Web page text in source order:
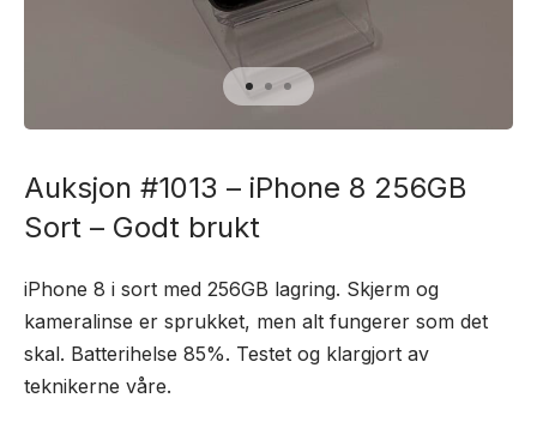
Auksjon #1013 – iPhone 8 256GB
Sort – Godt brukt
iPhone 8 i sort med 256GB lagring. Skjerm og
kameralinse er sprukket, men alt fungerer som det
skal. Batterihelse 85%. Testet og klargjort av
teknikerne våre.